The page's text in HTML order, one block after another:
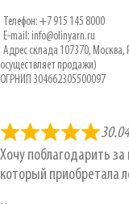
Телефон: +7 915 145 8000
E-mail: info@olinyarn.ru
Адрес склада 107370, Москва,
осуществляет продажи)
ОГРНИП 304662305500097
Хочу поблагодарить
который приобретала